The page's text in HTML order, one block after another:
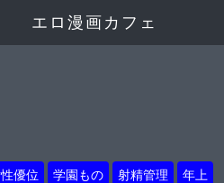
エロ漫画カフェ
優位 学園もの 射精管理 年上